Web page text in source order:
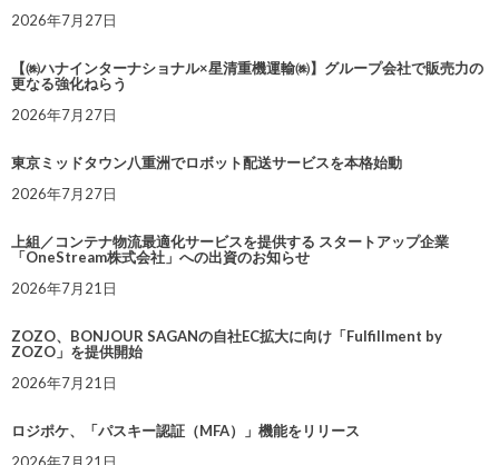
2026年7月27日
【㈱ハナインターナショナル×星清重機運輸㈱】グループ会社で販売力の
更なる強化ねらう
2026年7月27日
東京ミッドタウン八重洲でロボット配送サービスを本格始動
2026年7月27日
上組／コンテナ物流最適化サービスを提供する スタートアップ企業
「OneStream株式会社」への出資のお知らせ
2026年7月21日
ZOZO、BONJOUR SAGANの自社EC拡大に向け「Fulfillment by
ZOZO」を提供開始
2026年7月21日
ロジポケ、「パスキー認証（MFA）」機能をリリース